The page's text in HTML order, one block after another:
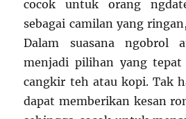
cocok untuk orang
sebagai camilan yang
Dalam suasana ngobrol
menjadi pilihan yang
cangkir teh atau kopi. Tak
dapat memberikan kesan